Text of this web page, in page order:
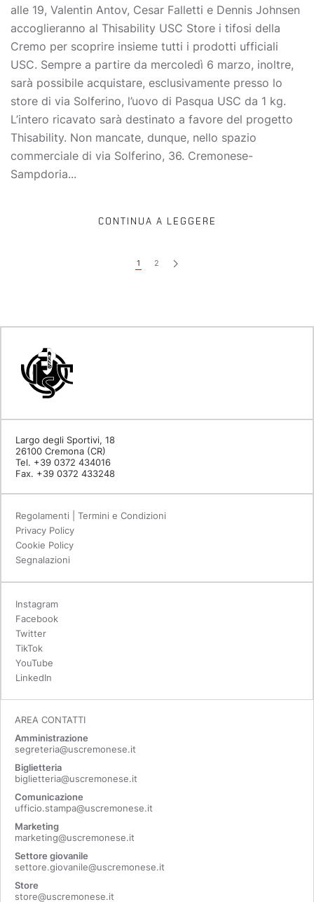
alle 19, Valentin Antov, Cesar Falletti e Dennis Johnsen
accoglieranno al Thisability USC Store i tifosi della
Cremo per scoprire insieme tutti i prodotti ufficiali
USC. Sempre a partire da mercoledì 6 marzo, inoltre,
sarà possibile acquistare, esclusivamente presso lo
store di via Solferino, l’uovo di Pasqua USC da 1 kg.
L’intero ricavato sarà destinato a favore del progetto
Thisability. Non mancate, dunque, nello spazio
commerciale di via Solferino, 36. Cremonese-
Sampdoria...
CONTINUA A LEGGERE
1 2
Largo degli Sportivi, 18
26100 Cremona (CR)
Tel. +39 0372 434016
Fax. +39 0372 433248
Regolamenti | Termini e Condizioni
Privacy Policy
Cookie Policy
Segnalazioni
Instagram
Facebook
Twitter
TikTok
YouTube
LinkedIn
AREA CONTATTI
Amministrazione
segreteria@uscremonese.it
Biglietteria
biglietteria@uscremonese.it
Comunicazione
ufficio.stampa@uscremonese.it
Marketing
marketing@uscremonese.it
Settore giovanile
settore.giovanile@uscremonese.it
Store
store@uscremonese.it